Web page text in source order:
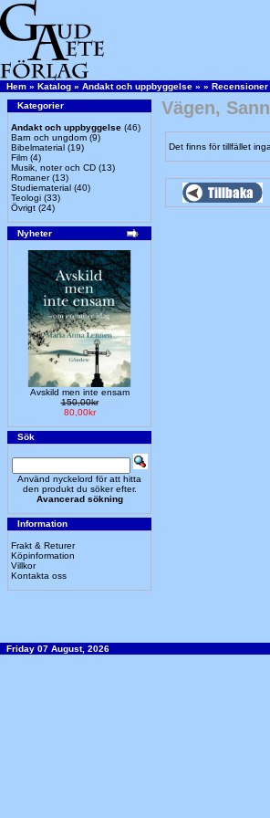
Hem » Katalog » Andakt och uppbyggelse » » Recensioner
Kategorier
Andakt och uppbyggelse (46)
Barn och ungdom (9)
Bibelmaterial (19)
Film (4)
Musik, noter och CD (13)
Romaner(13)
Studiematerial (40)
Teologi (33)
Övrigt (24)
Nyheter
Avskild men inte ensam
150,00kr
80,00kr
Sök
Använd nyckelord för att hitta
den produkt du söker efter.
Avancerad sökning
Information
Frakt & Returer
Köpinformation
Villkor
Kontakta oss
Vägen,
Det finns för tillfället
Friday 07 August, 2026